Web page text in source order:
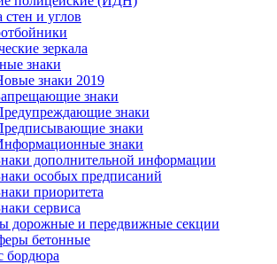
стен и углов
зеркала
знаки
знаки 2019
знаки
знаки
знаки
знаки
дополнительной информации
особых предписаний
приоритета
сервиса
дорожные и передвижные секции
бетонные
бордюра